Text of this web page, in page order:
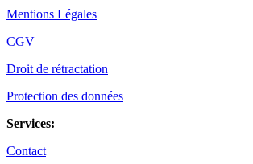
Mentions Légales
CGV
Droit de rétractation
Protection des données
Services:
Contact